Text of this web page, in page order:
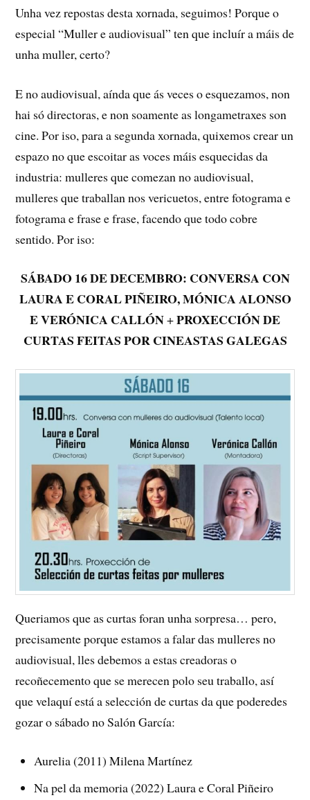
Unha vez repostas desta xornada, seguimos! Porque o
especial “Muller e audiovisual” ten que incluír a máis de
unha muller, certo?
E no audiovisual, aínda que ás veces o esquezamos, non
hai só directoras, e non soamente as longametraxes son
cine. Por iso, para a segunda xornada, quixemos crear un
espazo no que escoitar as voces máis esquecidas da
industria: mulleres que comezan no audiovisual,
mulleres que traballan nos vericuetos, entre fotograma e
fotograma e frase e frase, facendo que todo cobre
sentido. Por iso:
SÁBADO 16 DE DECEMBRO: CONVERSA CON
LAURA E CORAL PIÑEIRO, MÓNICA ALONSO
E VERÓNICA CALLÓN+PROXECCIÓN DE
CURTAS FEITAS POR CINEASTAS GALEGAS
Queriamos que as curtas foran unha sorpresa… pero,
precisamente porque estamos a falar das mulleres no
audiovisual, lles debemos a estas creadoras o
recoñecemento que se merecen polo seu traballo, así
que velaquí está a selección de curtas da que poderedes
gozar o sábado no Salón García:
Aurelia (2011) Milena Martínez
Na pel da memoria (2022) Laura e Coral Piñeiro